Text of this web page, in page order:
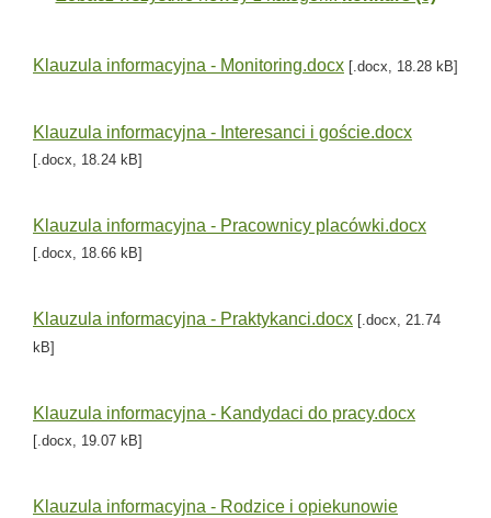
Klauzula informacyjna - Monitoring.docx [.docx, 18.28 kB]
Klauzula informacyjna - Interesanci i goście.docx
[.docx, 18.24 kB]
Klauzula informacyjna - Pracownicy placówki.docx
[.docx, 18.66 kB]
Klauzula informacyjna - Praktykanci.docx [.docx, 21.74
kB]
Klauzula informacyjna - Kandydaci do pracy.docx
[.docx, 19.07 kB]
Klauzula informacyjna - Rodzice i opiekunowie